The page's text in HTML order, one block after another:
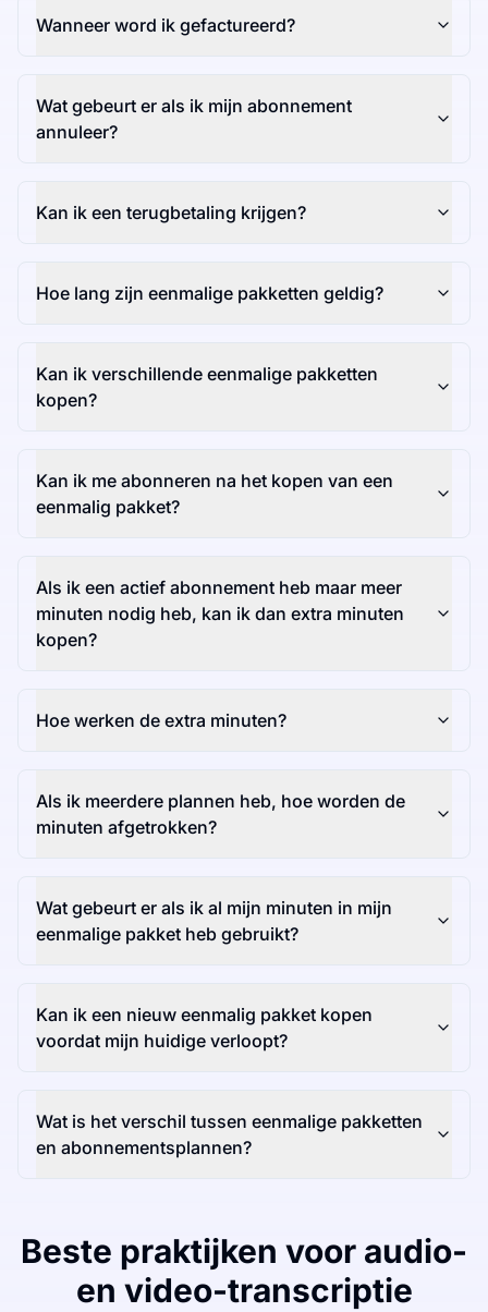
Wanneer word ik gefactureerd?
Wat gebeurt er als ik mijn abonnement
annuleer?
Kan ik een terugbetaling krijgen?
Hoe lang zijn eenmalige pakketten geldig?
Kan ik verschillende eenmalige pakketten
kopen?
Kan ik me abonneren na het kopen van een
eenmalig pakket?
Als ik een actief abonnement heb maar meer
minuten nodig heb, kan ik dan extra minuten
kopen?
Hoe werken de extra minuten?
Als ik meerdere plannen heb, hoe worden de
minuten afgetrokken?
Wat gebeurt er als ik al mijn minuten in mijn
eenmalige pakket heb gebruikt?
Kan ik een nieuw eenmalig pakket kopen
voordat mijn huidige verloopt?
Wat is het verschil tussen eenmalige pakketten
en abonnementsplannen?
Beste praktijken voor audio-
en video-transcriptie